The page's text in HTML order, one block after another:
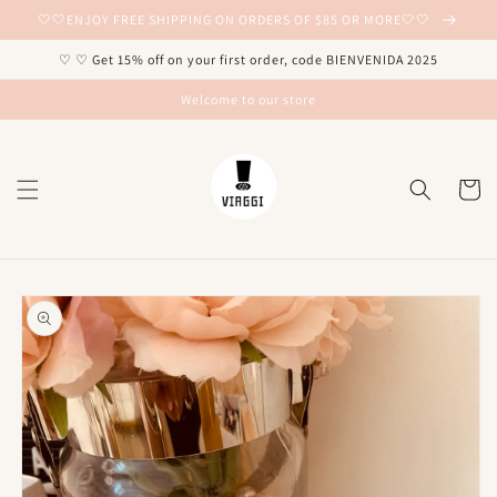
directamente
al contenido
🤍🤍ENJOY FREE SHIPPING ON ORDERS OF $85 OR MORE🤍🤍
♡ ♡ Get 15% off on your first order, code BIENVENIDA 2025
Welcome to our store
Carrito
directamente
a la
información
del producto